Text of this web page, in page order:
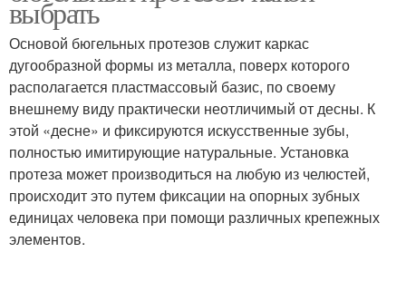
выбрать
Основой бюгельных протезов служит каркас
дугообразной формы из металла, поверх которого
располагается пластмассовый базис, по своему
внешнему виду практически неотличимый от десны. К
этой «десне» и фиксируются искусственные зубы,
полностью имитирующие натуральные. Установка
протеза может производиться на любую из челюстей,
происходит это путем фиксации на опорных зубных
единицах человека при помощи различных крепежных
элементов.